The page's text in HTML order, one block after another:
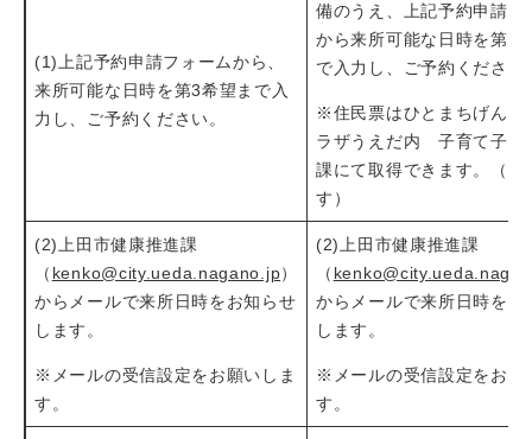
(1)上記予約申請フォームから、
来所可能な日時を第3希望まで入
力し、ご予約ください。
備のうえ、上記予約申請フ
から来所可能な日時を第3
で入力し、ご予約ください
※住民票はひとまちげんき
ラザうえだ内 子育て子育
課にて取得できます。（有
す）
(2)上田市健康推進課
（ kenko@city.ueda.nagano.jp）
からメールで来所日時をお知らせ
します。
※メールの受信設定をお願いしま
す。
(2)上田市健康推進課
（
からメールで来所日時をお
します。
​※メールの受信設定をお願
す。